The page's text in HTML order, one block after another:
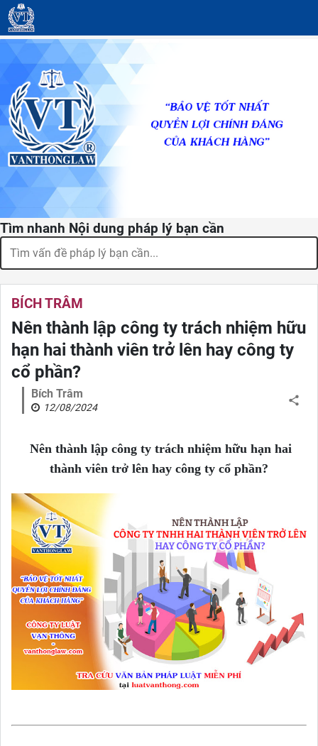
Tìm nhanh Nội dung pháp lý bạn cần
BÍCH TRÂM
Nên thành lập công ty trách nhiệm hữu
hạn hai thành viên trở lên hay công ty
cổ phần?
Bích Trâm
12/08/2024
Nên thành lập công ty trách nhiệm hữu hạn hai
thành viên trở lên hay công ty cổ phần?